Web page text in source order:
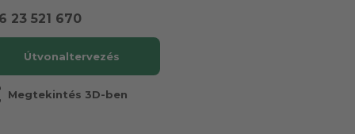
23 521 670
Útvonaltervezés
Megtekintés 3D-ben